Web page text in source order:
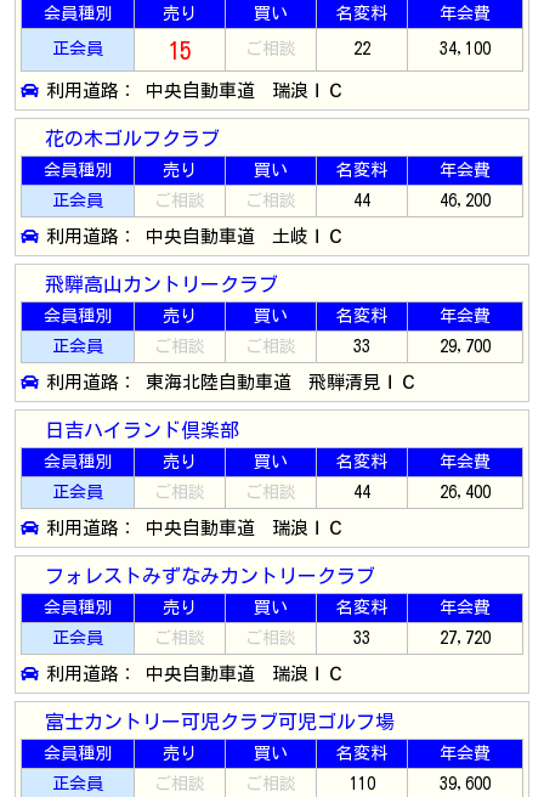
会員種別 売り 買い 名変料 年会費
正会員 15 ご相談 22 34,100
利用道路： 中央自動車道 瑞浪ＩＣ
花の木ゴルフクラブ
会員種別 売り 買い 名変料
年会費
正会員
ご相談 ご相談 44 46,200
利用道路： 中央自動車道 土岐ＩＣ
飛騨高山カントリークラブ
会員種別 売り 買い 名変料
年会費
正会員
ご相談 ご相談 33 29,700
利用道路： 東海北陸自動車道 飛騨清見ＩＣ
日吉ハイランド倶楽部
会員種別 売り 買い 名変料
年会費
正会員
ご相談 ご相談 44 26,400
利用道路： 中央自動車道 瑞浪ＩＣ
フォレストみずなみカントリークラブ
会員種別 売り 買い 名変料
年会費
正会員
ご相談 ご相談 33 27,720
利用道路： 中央自動車道 瑞浪ＩＣ
富士カントリー可児クラブ可児ゴルフ場
会員種別 売り 買い 名変料
年会費
正会員
ご相談 ご相談 110 39,600